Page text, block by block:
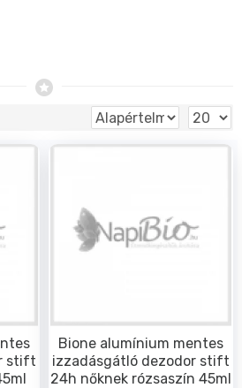
stift
Bione alumínium mentes
izzadásgátló dezodor stift
24h nőknek rózsaszín 45ml